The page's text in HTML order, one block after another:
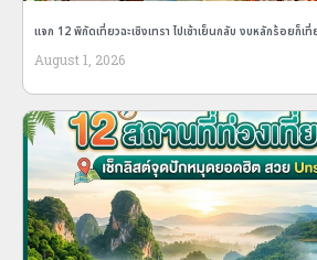
แจก 12 พิกัดเที่ยวฉะเชิงเทรา ไปเช้าเย็นกลับ งบหลักร้อยก็เที่
August 1, 2026